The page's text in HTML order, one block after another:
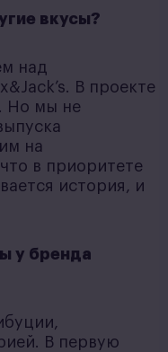
вкусы?
над
В проекте
Но мы не
на
в приоритете
история, и
у бренда
В первую